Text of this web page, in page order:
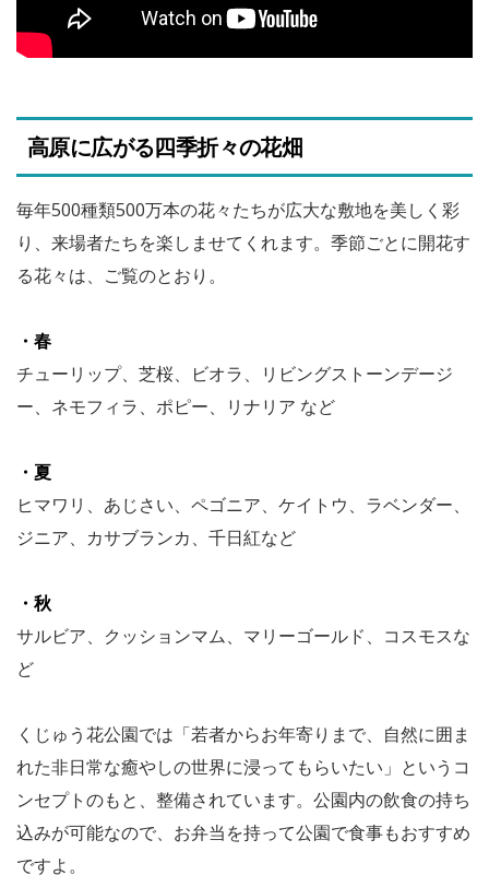
高原に広がる四季折々の花畑
毎年500種類500万本の花々たちが広大な敷地を美しく彩
り、来場者たちを楽しませてくれます。季節ごとに開花す
る花々は、ご覧のとおり。
・春
チューリップ、芝桜、ビオラ、リビングストーンデージ
ー、ネモフィラ、ポピー、リナリア など
・夏
ヒマワリ、あじさい、ペゴニア、ケイトウ、ラベンダー、
ジニア、カサブランカ、千日紅など
・秋
サルビア、クッションマム、マリーゴールド、コスモスな
ど
くじゅう花公園では「若者からお年寄りまで、自然に囲ま
れた非日常な癒やしの世界に浸ってもらいたい」というコ
ンセプトのもと、整備されています。公園内の飲食の持ち
込みが可能なので、お弁当を持って公園で食事もおすすめ
ですよ。